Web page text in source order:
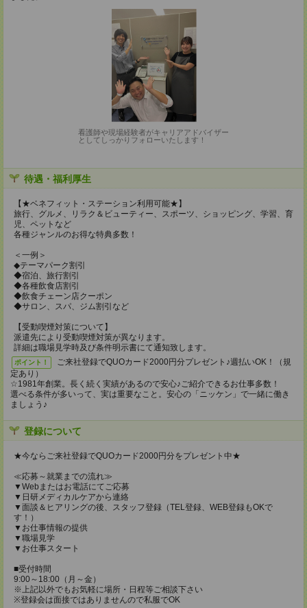
看護師や現場経験者がキャリアアドバイザー
としてしっかりフォローいたします！
待遇・福利厚生
【★ベネフィット・ステーション利用可能★】
旅行、グルメ、リラク＆ビューティー、スポーツ、ショッピング、学習、育
児、ペットなど
各種ジャンルのお得な特典多数！
＜一例＞
◆テーマパーク割引
◆宿泊、旅行割引
◆各種飲食店割引
◆飲食チェーン店クーポン
◆サロン、スパ、ジム割引など
【受動喫煙対策について】
派遣先により受動喫煙対策が異なります。
詳細は職場見学時及び条件明示書にて通知致します。
ポイント！
ご来社登録でQUOカード2000円分プレゼント♪週払いOK！（規
定あり）
☆1981年創業。長く続く実績があるので安心♪ご紹介できるお仕事多数！
選べる条件が多いって、実は重要なこと。安心の「ニッケン」で一緒に働き
ましょう♪
登録について
★今ならご来社登録でQUOカード2000円分をプレゼント中★
≪応募～就業までの流れ≫
▼Webまたはお電話にてご応募
▼日研メディカルケアから連絡
▼面談＆ヒアリングの後、スタッフ登録（TEL登録、WEB登録もOKで
す！）
▼お仕事情報の提供
▼職場見学
▼お仕事スタート
■受付時間
9:00～18:00（月～金）
※上記以外でもお気軽に場所・日程等ご相談下さい
※登録会は面接ではありませんので私服でOK